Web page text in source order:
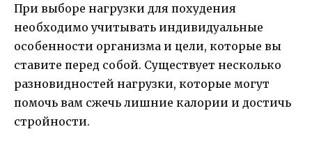
При выборе нагрузки для похудения
необходимо учитывать индивидуальные
особенности организма и цели, которые вы
ставите перед собой. Существует несколько
разновидностей нагрузки, которые могут
помочь вам сжечь лишние калории и достичь
стройности.